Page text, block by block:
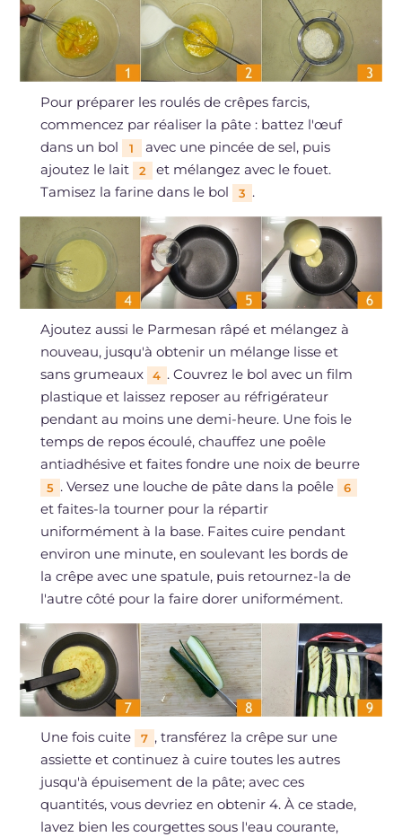
Pour préparer les roulés de crêpes farcis,
commencez par réaliser la pâte : battez l'œuf
dans un bol
1
avec une pincée de sel, puis
ajoutez le lait
2
et mélangez avec le fouet.
Tamisez la farine dans le bol
3 .
Ajoutez aussi le Parmesan râpé et mélangez à
nouveau, jusqu'à obtenir un mélange lisse et
sans grumeaux
4 . Couvrez le bol avec un film
plastique et laissez reposer au réfrigérateur
pendant au moins une demi-heure. Une fois le
temps de repos écoulé, chauffez une poêle
antiadhésive et faites fondre une noix de beurre
5 . Versez une louche de pâte dans la poêle 6
et faites-la tourner pour la répartir
uniformément à la base. Faites cuire pendant
environ une minute, en soulevant les bords de
la crêpe avec une spatule, puis retournez-la de
l'autre côté pour la faire dorer uniformément.
Une fois cuite 7 , transférez la crêpe sur une
assiette et continuez à cuire toutes les autres
jusqu'à épuisement de la pâte; avec ces
quantités, vous devriez en obtenir 4. À ce stade,
lavez bien les courgettes sous l'eau courante,